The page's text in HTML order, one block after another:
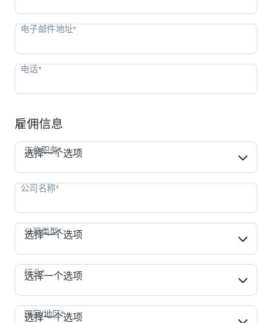
雇佣信息
工作职务*
选择一个选项
公司类型*
选择一个选项
行业*
选择一个选项
国家/地区*
选择一个选项